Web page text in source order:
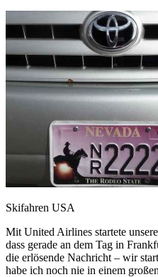
Skifahren USA
Mit United Airlines startete
dass gerade an dem Tag in
die erlösende Nachricht – wir
habe ich noch nie in einem